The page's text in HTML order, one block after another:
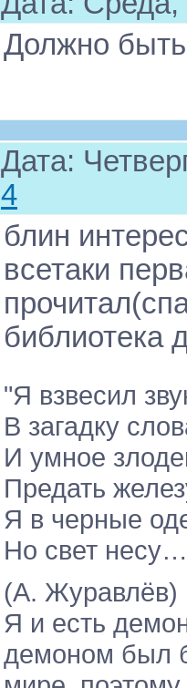
Должно
Дата:
4
блин
всетаки
библиотека
"Я взвесил
В загадку
И умное
Предать
Я в черные
Но свет
(А. Журавлёв)
Я и есть
демоном был